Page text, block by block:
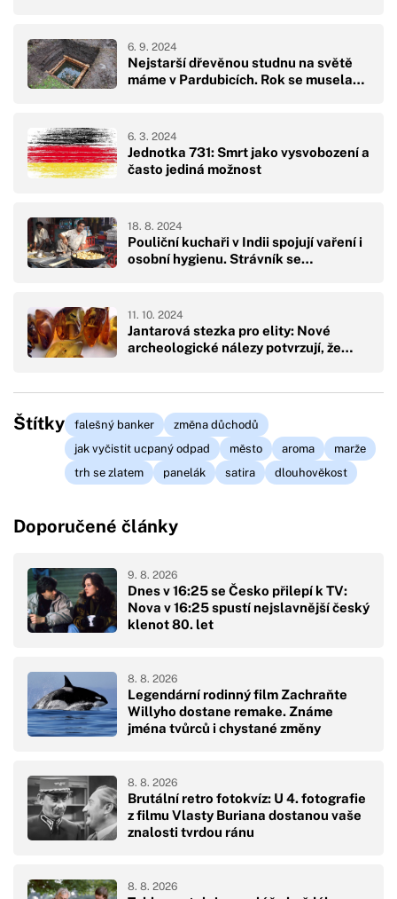
Nejstarší dřevěnou studnu na světě
máme v Pardubicích. Rok se musela…
6. 9. 2024
Jednotka 731: Smrt jako vysvobození a
často jediná možnost
6. 3. 2024
Pouliční kuchaři v Indii spojují vaření i
osobní hygienu. Strávník se…
18. 8. 2024
Jantarová stezka pro elity: Nové
archeologické nálezy potvrzují, že…
11. 10. 2024
Štítky falešný banker
změna důchodů
jak vyčistit ucpaný odpad
město aroma
marže
trh se zlatem
panelák satira dlouhověkost
Doporučené články
Dnes v 16:25 se Česko přilepí k TV:
Nova v 16:25 spustí nejslavnější český
klenot 80. let
9. 8. 2026
Legendární rodinný film Zachraňte
Willyho dostane remake. Známe
jména tvůrců i chystané změny
8. 8. 2026
Brutální retro fotokvíz: U 4. fotografie
z filmu Vlasty Buriana dostanou vaše
znalosti tvrdou ránu
8. 8. 2026
8. 8. 2026